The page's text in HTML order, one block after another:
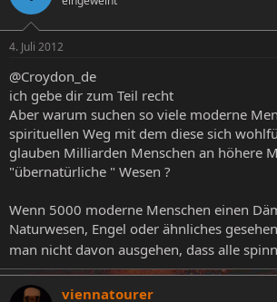
4. Juli 2012
@Croydon_de
ich gebe dir zum Teil recht
Aber warum suchen so viele moderne
spirituellen Weg mit dem diese sich
glauben Milliarden Menschen an höhere
"übernatürliche " Wesen ?
Wenn 5000 moderne Menschen einen
Naturwesen, Engel oder ähnliches
man nicht davon ausgehen, dass alle
viennatourer